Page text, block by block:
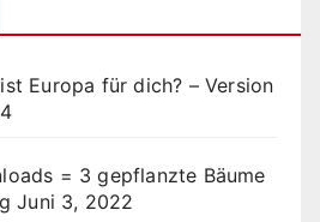
Europa für dich? – Version
= 3 gepflanzte Bäume
Juni 3, 2022